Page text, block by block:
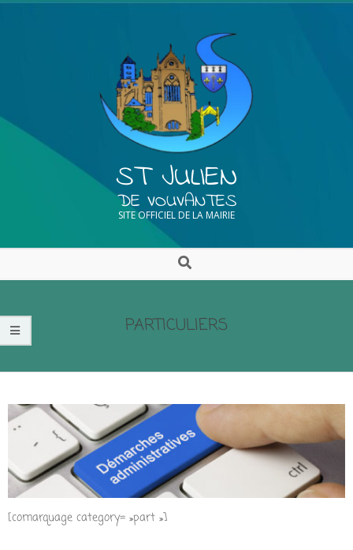
ST JULIEN
DE VOUVANTES
SITE OFFICIEL DE LA MAIRIE
PARTICULIERS
[comarquage category= »part »]